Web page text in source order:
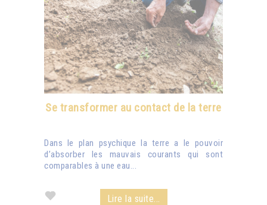
Se transformer au contact de la terre
Dans le plan psychique la terre a le pouvoir
d’absorber les mauvais courants qui sont
comparables à une eau...
Lire la suite...